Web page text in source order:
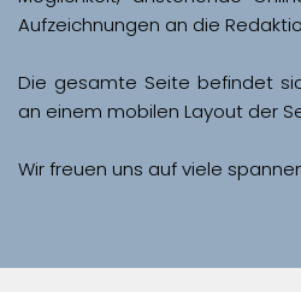
Aufzeichnungen an die
Die gesamte Seite befindet
Wir freuen uns auf viele